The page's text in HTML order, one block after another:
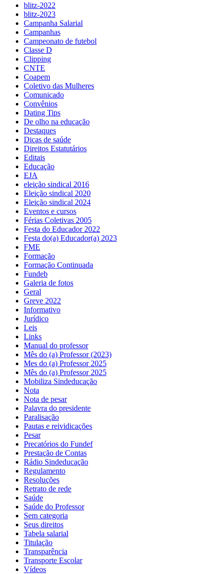
blitz-2022
blitz-2023
Campanha Salarial
Campanhas
Campeonato de futebol
Classe D
Clipping
CNTE
Coapem
Coletivo das Mulheres
Comunicado
Convênios
Dating Tips
De olho na educação
Destaques
Dicas de saúde
Direitos Estatutários
Editais
Educação
EJA
eleição sindical 2016
Eleição sindical 2020
Eleição sindical 2024
Eventos e cursos
Férias Coletivas 2005
Festa do Educador 2022
Festa do(a) Educador(a) 2023
FME
Formação
Formação Continuada
Fundeb
Galeria de fotos
Geral
Greve 2022
Informativo
Jurídico
Leis
Links
Manual do professor
Mês do (a) Professor (2023)
Mes do (a) Professor 2025
Mês do (a) Professor 2025
Mobiliza Sindeducação
Nota
Nota de pesar
Palavra do presidente
Paralisação
Pautas e reividicações
Pesar
Precatórios do Fundef
Prestação de Contas
Rádio Sindeducação
Regulamento
Resoluções
Retrato de rede
Saúde
Saúde do Professor
Sem categoria
Seus direitos
Tabela salarial
Titulação
Transparência
Transporte Escolar
Vídeos